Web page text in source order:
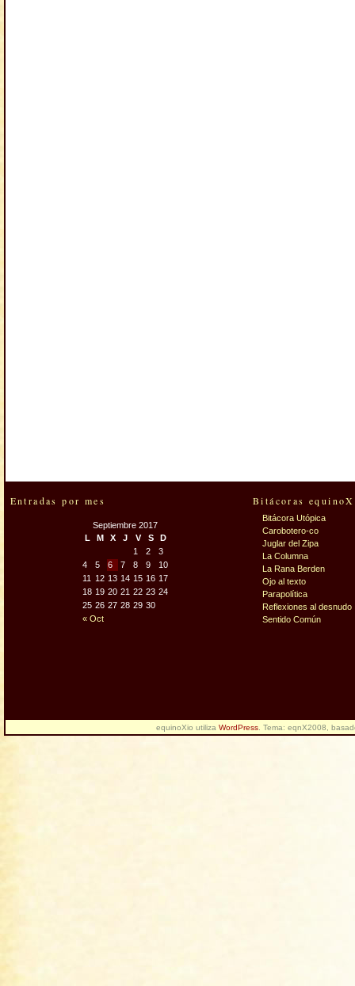
Entradas por mes
Septiembre 2017
L
M X J V S D
« Oct
1 2
3
4
5 6 7 8 9
10
11
12 13 14 15 16 17
18 19 20 21 22 23 24
25 26 27 28 29 30
Bitácoras
Bitácora Utópica
Carobotero-co
Juglar del Zipa
La Columna
La Rana Berden
Ojo al texto
Parapolítica
Reflexiones al desnudo
Sentido Común
equinoXio utiliza WordPress . Tema: eqnX2008,